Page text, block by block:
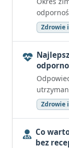
Zdrowie
Zdrowie
Co
bez